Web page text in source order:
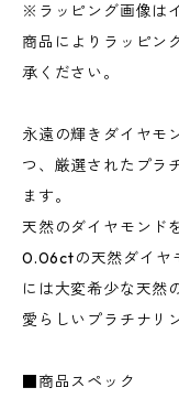
※ラッピング画像は
商品によりラッピン
承ください。
永遠の輝きダイヤモ
つ、厳選されたプラ
ます。
天然のダイヤモンド
0.06ctの天然ダイヤ
には大変希少な天然
愛らしいプラチナリ
■商品スペック